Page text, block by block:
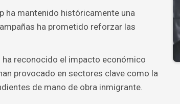
ha mantenido históricamente una
ha prometido reforzar las
reconocido el impacto económico
provocado en sectores clave como la
de mano de obra inmigrante.